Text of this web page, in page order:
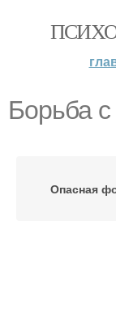
Борьба
Опасная